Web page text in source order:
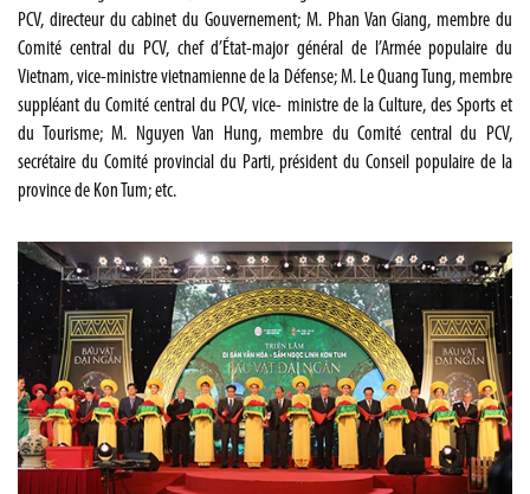
PCV, directeur du cabinet du Gouvernement; M. Phan Van Giang, membre du
Comité central du PCV, chef d’État-major général de l’Armée populaire du
Vietnam, vice-ministre vietnamienne de la Défense; M. Le Quang Tung, membre
suppléant du Comité central du PCV, vice- ministre de la Culture, des Sports et
du Tourisme; M. Nguyen Van Hung, membre du Comité central du PCV,
secrétaire du Comité provincial du Parti, président du Conseil populaire de la
province de Kon Tum; etc.